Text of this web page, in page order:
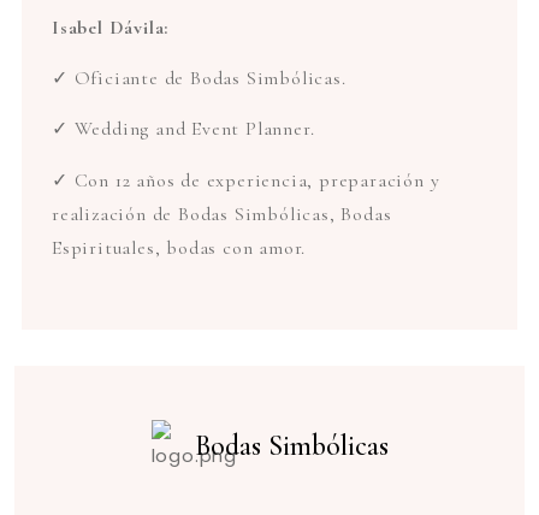
Isabel Dávila:
✓ Oficiante de Bodas Simbólicas.
✓ Wedding and Event Planner.
✓ Con 12 años de experiencia, preparación y
realización de Bodas Simbólicas, Bodas
Espirituales, bodas con amor.
Bodas Simbólicas